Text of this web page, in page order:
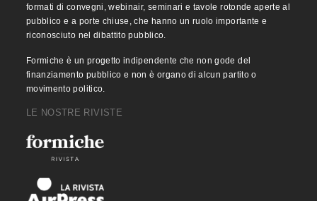
formati di convegni, webinair, seminari e tavole rotonde aperte al
pubblico e a porte chiuse, che hanno un ruolo importante e
riconosciuto nel dibattito pubblico.
Formiche è un progetto indipendente che non gode del
finanziamento pubblico e non è organo di alcun partito o
movimento politico.
LE NOSTRE RIVISTE